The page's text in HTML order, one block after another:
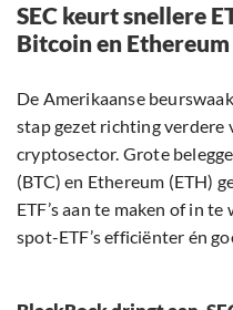
SEC keurt snellere
Bitcoin en Ethereum
De Amerikaanse
stap gezet richting verdere
cryptosector. Grote
(BTC) en Ethereum (ETH)
ETF’s aan te maken of in
spot-ETF’s efficiënter én